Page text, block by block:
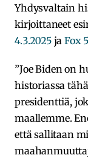
Yhdysvaltain
kirjoittaneet
4.3.2025jaFox
”Joe Biden on
historiassa
presidenttiä,
maallemme.
että sallitaan